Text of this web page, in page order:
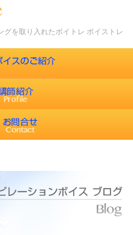
グを取り入れたボイトレ ボイストレ
特徴
グ効果
グ